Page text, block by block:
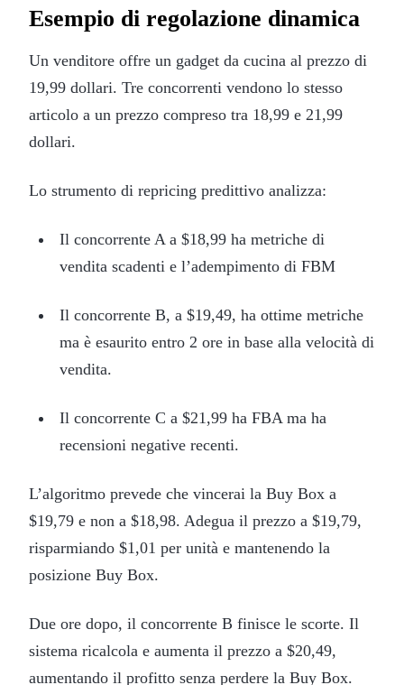
Esempio di regolazione dinamica
Un venditore offre un gadget da cucina al prezzo di
19,99 dollari. Tre concorrenti vendono lo stesso
articolo a un prezzo compreso tra 18,99 e 21,99
dollari.
Lo strumento di repricing predittivo analizza:
Il concorrente A a $18,99 ha metriche di
vendita scadenti e l’adempimento di FBM
Il concorrente B, a $19,49, ha ottime metriche
ma è esaurito entro 2 ore in base alla velocità di
vendita.
Il concorrente C a $21,99 ha FBA ma ha
recensioni negative recenti.
L’algoritmo prevede che vincerai la Buy Box a
$19,79 e non a $18,98. Adegua il prezzo a $19,79,
risparmiando $1,01 per unità e mantenendo la
posizione Buy Box.
Due ore dopo, il concorrente B finisce le scorte. Il
sistema ricalcola e aumenta il prezzo a $20,49,
aumentando il profitto senza perdere la Buy Box.